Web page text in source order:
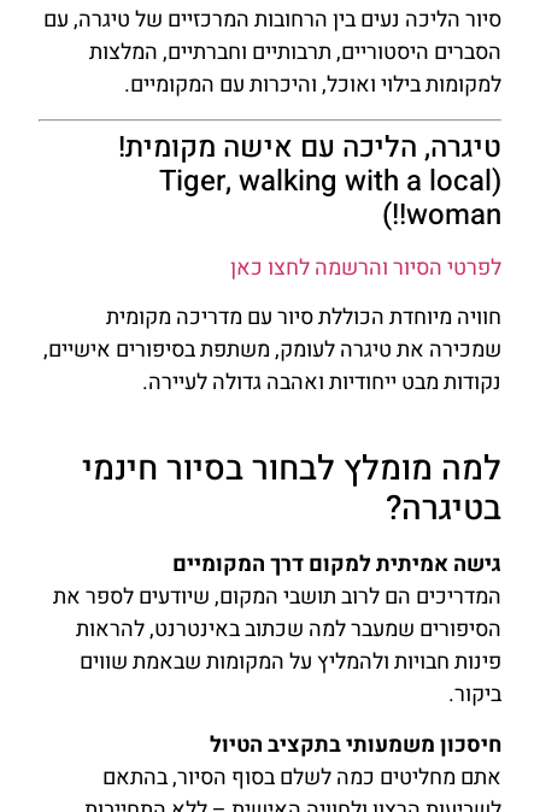
סיור הליכה נעים בין הרחובות המרכזיים של טיגרה, עם
הסברים היסטוריים, תרבותיים וחברתיים, המלצות
למקומות בילוי ואוכל, והיכרות עם המקומיים.
טיגרה, הליכה עם אישה מקומית!
(Tiger, walking with a local
woman!!)
לפרטי הסיור והרשמה לחצו כאן
חוויה מיוחדת הכוללת סיור עם מדריכה מקומית
שמכירה את טיגרה לעומק, משתפת בסיפורים אישיים,
נקודות מבט ייחודיות ואהבה גדולה לעיירה.
למה מומלץ לבחור בסיור חינמי
בטיגרה?
גישה אמיתית למקום דרך המקומיים
המדריכים הם לרוב תושבי המקום, שיודעים לספר את
הסיפורים שמעבר למה שכתוב באינטרנט, להראות
פינות חבויות ולהמליץ על המקומות שבאמת שווים
ביקור.
חיסכון משמעותי בתקציב הטיול
אתם מחליטים כמה לשלם בסוף הסיור, בהתאם